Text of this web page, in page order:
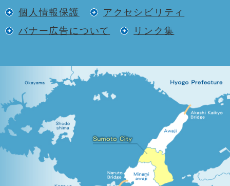
個人情報保護
アクセシビリティ
バナー広告について
リンク集